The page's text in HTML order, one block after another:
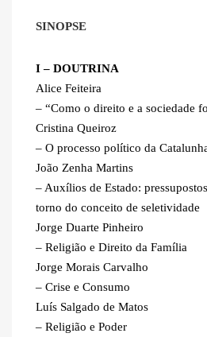
SINOPSE
I – DOUTRINA
Alice Feiteira
– “Como o direito e a sociedade
Cristina Queiroz
– O processo político da
João Zenha Martins
– Auxílios de Estado:
torno do conceito de seletividade
Jorge Duarte Pinheiro
– Religião e Direito da Família
Jorge Morais Carvalho
– Crise e Consumo
Luís Salgado de Matos
– Religião e Poder